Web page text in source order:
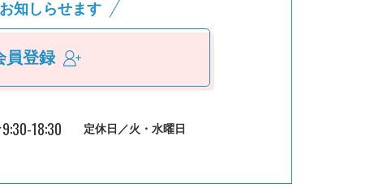
知しらせます
員登録
9:30-18:30 定休日／火・水曜日